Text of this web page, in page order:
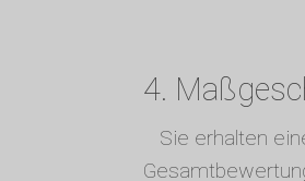
4.
Sie erhalten